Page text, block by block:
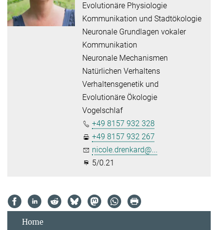
Evolutionäre Physiologie
Kommunikation und Stadtökologie
Neuronale Grundlagen vokaler
Kommunikation
Neuronale Mechanismen
Natürlichen Verhaltens
Verhaltensgenetik und
Evolutionäre Ökologie
Vogelschlaf
+49 8157 932 328
+49 8157 932 267
nicole.drenkard@...
5/0.21
Home